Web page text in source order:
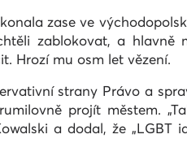
zase ve
zablokovat, a
Hrozí mu osm let vězení.
strany Právo a
projít městem.
a dodal, že „LGBT